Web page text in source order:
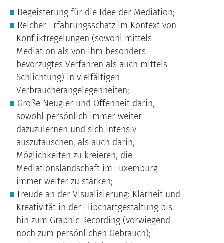
Begeisterung für die Idee der Mediation;
Reicher Erfahrungsschatz im Kontext von
Konfliktregelungen (sowohl mittels
Mediation als von ihm besonders
bevorzugtes Verfahren als auch mittels
Schlichtung) in vielfältigen
Verbraucherangelegenheiten;
Große Neugier und Offenheit darin,
sowohl persönlich immer weiter
dazuzulernen und sich intensiv
auszutauschen, als auch darin,
Möglichkeiten zu kreieren, die
Mediationslandschaft im Luxemburg
immer weiter zu stärken;
Freude an der Visualisierung: Klarheit und
Kreativität in der Flipchartgestaltung bis
hin zum Graphic Recording (vorwiegend
noch zum persönlichen Gebrauch);